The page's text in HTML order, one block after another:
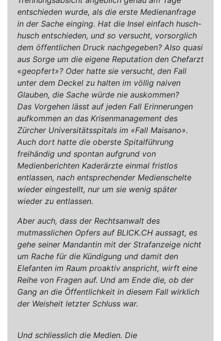
entschieden wurde, als die erste Medienanfrage
in der Sache einging. Hat die Insel einfach husch-
husch entschieden, und so versucht, vorsorglich
dem öffentlichen Druck nachgegeben? Also quasi
aus Sorge um die eigene Reputation den Chefarzt
«geopfert»? Oder hatte sie versucht, den Fall
unter dem Deckel zu halten im völlig naiven
Glauben, die Sache würde nie auskommen?
Das Vorgehen lässt auf jeden Fall Erinnerungen
aufkommen an das Krisenmanagement des
Zürcher Universitätsspitals im «Fall Maisano».
Auch dort hatte die oberste Spitalführung
freihändig und spontan aufgrund von
Medienberichten Kaderärzte einmal fristlos
entlassen, nach entsprechender Medienschelte
wieder eingestellt, nur um sie wenig später
wieder zu entlassen.
Aber auch, dass der Rechtsanwalt des
mutmasslichen Opfers auf BLICK.CH aussagt, es
gehe seiner Mandantin mit der Strafanzeige nicht
um Rache für die Kündigung und damit den
Elefanten im Raum proaktiv anspricht, wirft eine
Reihe von Fragen auf. Und am Ende die, ob der
Gang an die Öffentlichkeit in diesem Fall wirklich
der Weisheit letzter Schluss war.
Und schliesslich die Medien. Die